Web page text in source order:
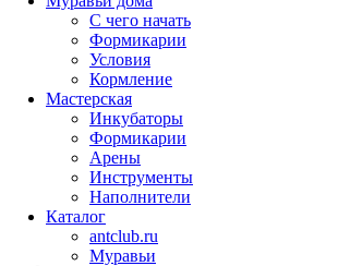
С чего начать
Формикарии
Условия
Кормление
Мастерская
Инкубаторы
Формикарии
Арены
Инструменты
Наполнители
Каталог
antclub.ru
Муравьи